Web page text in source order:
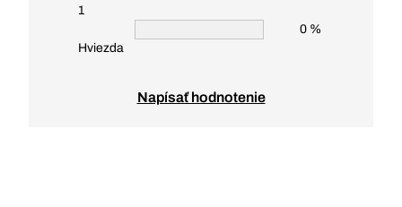
1
Hviezda
0 %
Napísať hodnotenie